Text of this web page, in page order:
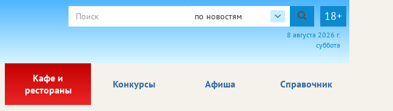
по новостям 18+
8 августа 2026 г.
суббота
Кафе и
рестораны
Афиша Справочник
Конкурсы